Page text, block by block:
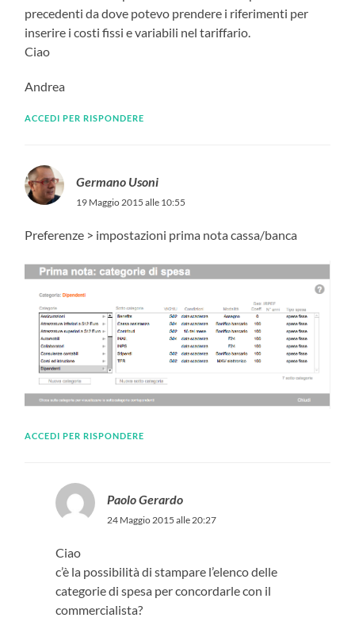
precedenti da dove potevo prendere i riferimenti per
inserire i costi fissi e variabili nel tariffario.
Ciao
Andrea
ACCEDI PER RISPONDERE
Germano Usoni
19 Maggio 2015 alle 10:55
Preferenze > impostazioni prima nota cassa/banca
ACCEDI PER RISPONDERE
Paolo Gerardo
24 Maggio 2015 alle 20:27
Ciao
c’è la possibilità di stampare l’elenco delle
categorie di spesa per concordarle con il
commercialista?